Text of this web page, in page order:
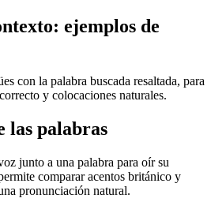
ejemplos de
con la palabra buscada resaltada, para
y colocaciones naturales.
las palabras
junto a una palabra para oír su
comparar acentos británico y
pronunciación natural.